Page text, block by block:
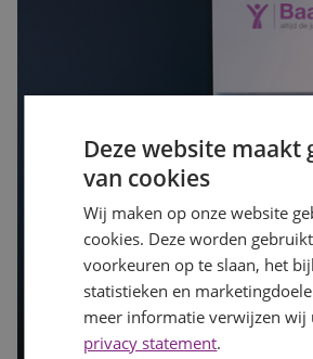
Deze website maakt
van cookies
Wij maken op onze website
cookies. Deze worden
voorkeuren op te slaan, het
statistieken en
meer informatie verwijzen wij
privacy statement.